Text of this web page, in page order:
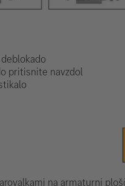
pritisnite navzdol
na armaturni